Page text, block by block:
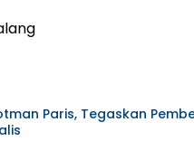
Paris, Tegaskan